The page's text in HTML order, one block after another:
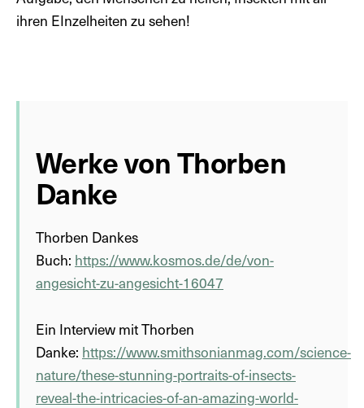
ihren EInzelheiten zu sehen!
Werke von Thorben
Danke
Thorben Dankes
Buch: https://www.kosmos.de/de/von-
angesicht-zu-angesicht-16047
Ein Interview mit Thorben
Danke: https://www.smithsonianmag.com/science-
nature/these-stunning-portraits-of-insects-
reveal-the-intricacies-of-an-amazing-world-